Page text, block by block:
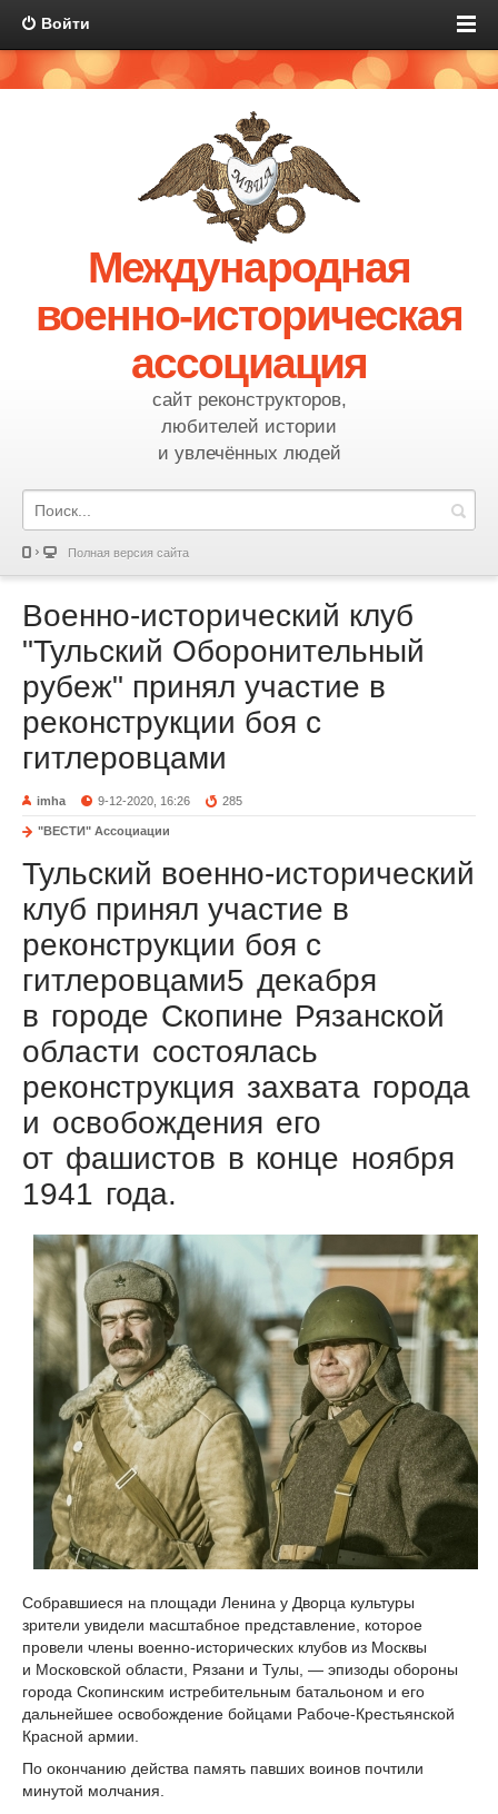
Войти
Международная
военно-историческая
ассоциация
сайт реконструкторов,
любителей истории
и увлечённых людей
Полная версия сайта
Военно-исторический клуб
"Тульский Оборонительный
рубеж" принял участие в
реконструкции боя с
гитлеровцами
imha 9-12-2020, 16:26 285
"ВЕСТИ" Ассоциации
Тульский военно-исторический
клуб принял участие в
реконструкции боя с
гитлеровцами5 декабря
в городе Скопине Рязанской
области состоялась
реконструкция захвата города
и освобождения его
от фашистов в конце ноября
1941 года.
Собравшиеся на площади Ленина у Дворца культуры
зрители увидели масштабное представление, которое
провели члены военно-исторических клубов из Москвы
и Московской области, Рязани и Тулы, — эпизоды обороны
города Скопинским истребительным батальоном и его
дальнейшее освобождение бойцами Рабоче-Крестьянской
Красной армии.
По окончанию действа память павших воинов почтили
минутой молчания.